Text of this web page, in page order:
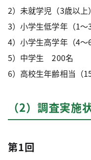
2）未就学児（3歳以
3）小学生低学年（1
4）小学生高学年（4
5）中学生 200名
6）高校生年齢相当（
（2）調査実施
第1回